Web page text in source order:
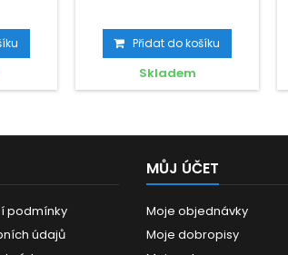
Přidat do košíku
Skladem
podmínky
údajů
MŮJ ÚČET
Moje objednávky
Moje dobropisy